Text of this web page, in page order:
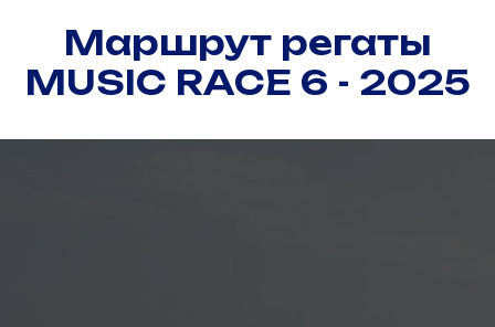
Маршрут регаты
MUSIC RACE 6 - 2025